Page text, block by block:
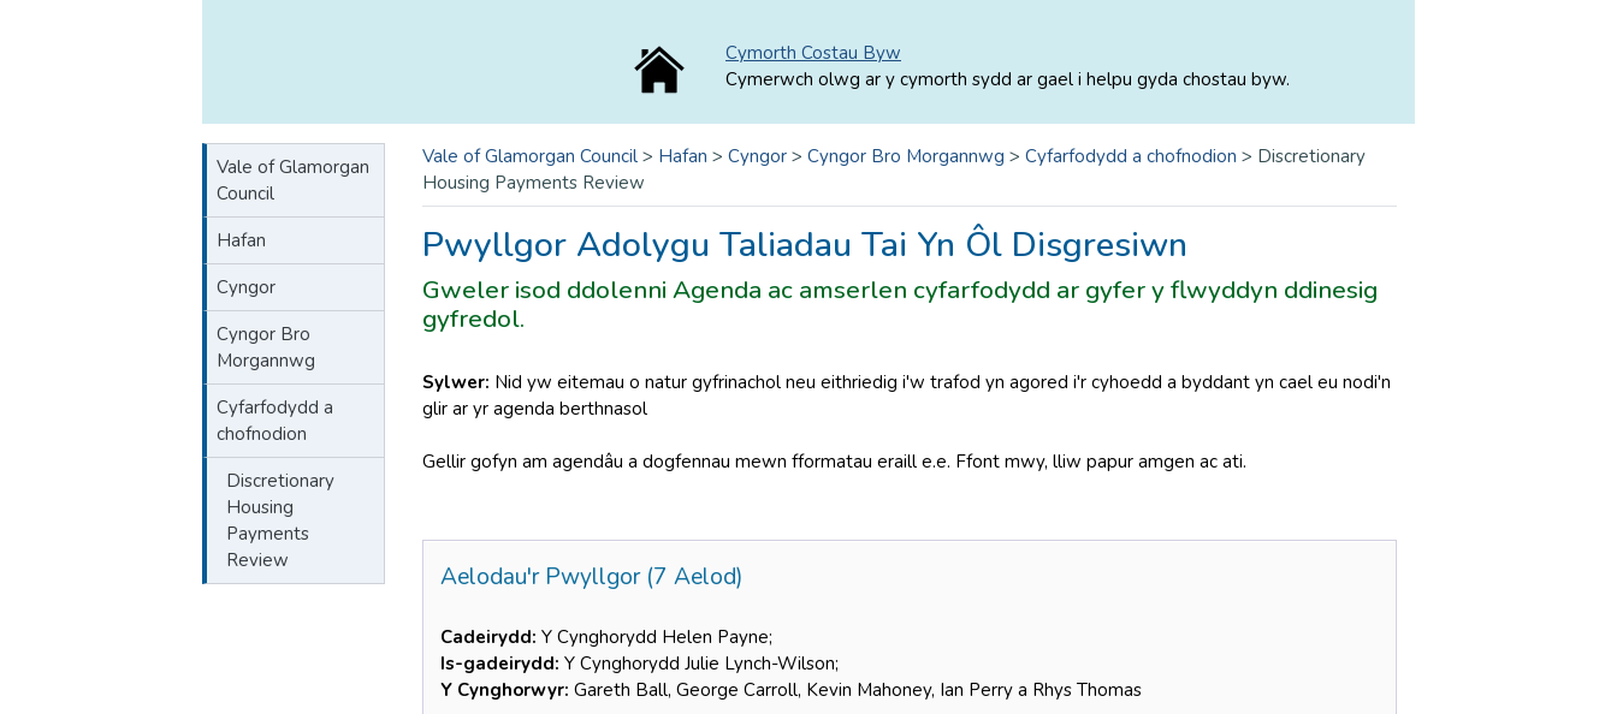
Cymorth Costau Byw
Cymerwch olwg ar y cymorth sydd ar gael i helpu gyda chostau byw.
Vale of Glamorgan
Council
Hafan
Cyngor
Cyngor Bro
Morgannwg
Cyfarfodydd a
chofnodion
Discretionary
Housing
Payments
Review
Vale of Glamorgan Council > Hafan > Cyngor > Cyngor Bro Morgannwg > Cyfarfodydd a chofnodion > Discretionary
Housing Payments Review
Pwyllgor Adolygu Taliadau Tai Yn Ôl Disgresiwn
Gweler isod ddolenni Agenda ac amserlen cyfarfodydd ar gyfer y flwyddyn ddinesig
gyfredol.
Sylwer: Nid yw eitemau o natur gyfrinachol neu eithriedig i'w trafod yn agored i'r cyhoedd a byddant yn cael eu nodi'n
glir ar yr agenda berthnasol
Gellir gofyn am agendâu a dogfennau mewn fformatau eraill e.e. Ffont mwy, lliw papur amgen ac ati.
Aelodau'r Pwyllgor (7 Aelod)
Cadeirydd: Y Cynghorydd Helen Payne;
Is-gadeirydd: Y Cynghorydd Julie Lynch-Wilson;
Y Cynghorwyr: Gareth Ball, George Carroll, Kevin Mahoney, Ian Perry a Rhys Thomas